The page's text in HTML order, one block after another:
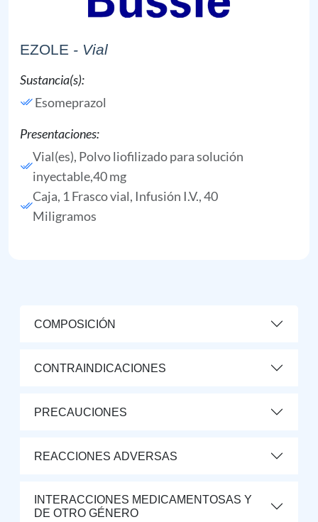
EZOLE - Vial
Sustancia(s):
Esomeprazol
Presentaciones:
Vial(es), Polvo liofilizado para solución
inyectable,40 mg
Caja, 1 Frasco vial, Infusión I.V., 40
Miligramos
COMPOSICIÓN
CONTRAINDICACIONES
PRECAUCIONES
REACCIONES ADVERSAS
INTERACCIONES MEDICAMENTOSAS Y
DE OTRO GÉNERO